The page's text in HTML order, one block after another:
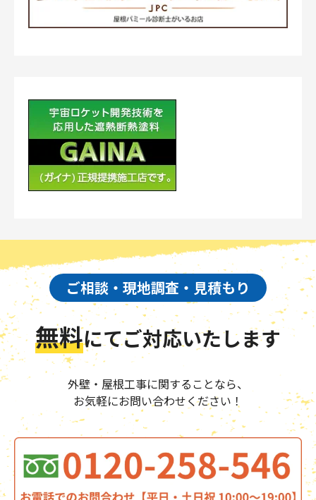
ご相談・現地調査・見積もり
無料にてご対応いたします
外壁・屋根工事に関することなら、
お気軽にお問い合わせください！